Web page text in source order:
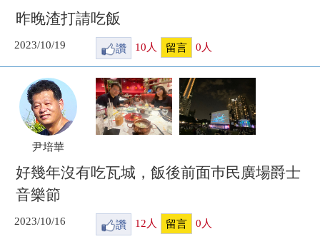
昨晚渣打請吃飯
2023/10/19 讚 10人 留言 0人
尹培華
好幾年沒有吃瓦城，飯後前面巿民廣場爵士
音樂節
2023/10/16 讚 12 人 留言 0 人